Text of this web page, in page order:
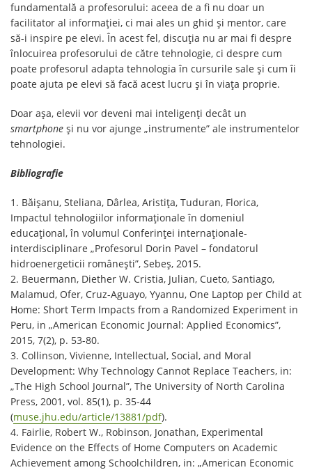
fundamentală a profesorului: aceea de a fi nu doar un
facilitator al informației, ci mai ales un ghid și mentor, care
să-i inspire pe elevi. În acest fel, discuția nu ar mai fi despre
înlocuirea profesorului de către tehnologie, ci despre cum
poate profesorul adapta tehnologia în cursurile sale și cum îi
poate ajuta pe elevi să facă acest lucru și în viața proprie.
Doar așa, elevii vor deveni mai inteligenți decât un
smartphone și nu vor ajunge „instrumente” ale instrumentelor
tehnologiei.
Bibliografie
1. Băișanu, Steliana, Dârlea, Aristița, Tuduran, Florica,
Impactul tehnologiilor informaționale în domeniul
educațional, în volumul Conferinței internaționale-
interdisciplinare „Profesorul Dorin Pavel – fondatorul
hidroenergeticii românești”, Sebeș, 2015.
2. Beuermann, Diether W. Cristia, Julian, Cueto, Santiago,
Malamud, Ofer, Cruz-Aguayo, Yyannu, One Laptop per Child at
Home: Short Term Impacts from a Randomized Experiment in
Peru, in „American Economic Journal: Applied Economics”,
2015, 7(2), p. 53-80.
3. Collinson, Vivienne, Intellectual, Social, and Moral
Development: Why Technology Cannot Replace Teachers, in:
„The High School Journal”, The University of North Carolina
Press, 2001, vol. 85(1), p. 35-44
(muse.jhu.edu/article/13881/pdf).
4. Fairlie, Robert W., Robinson, Jonathan, Experimental
Evidence on the Effects of Home Computers on Academic
Achievement among Schoolchildren, in: „American Economic